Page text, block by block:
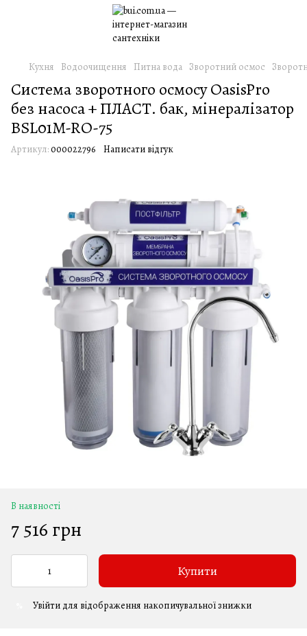
Кухня Водоочищення Питна вода Зворотний осмос
Система зворотного осмосу OasisPro
без насоса + ПЛАСТ. бак, мінералізатор
BSL01M-RO-75
Артикул:000022796 Написати відгук
В наявності
7 516 грн
Купити
Увійти для відображення накопичувальної знижки